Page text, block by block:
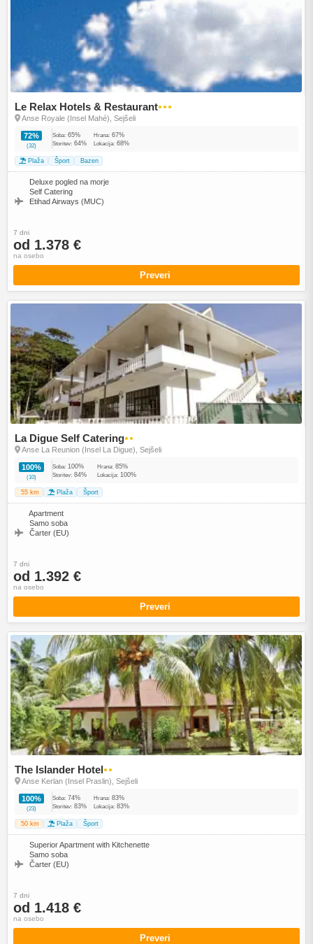
Le Relax Hotels & Restaurant●●●
Anse Royale (Insel Mahé), Sejšeli
72%
(32)
Soba: 65% Hrana: 67%
Storitev: 64% Lokacija: 68%
Plaža Šport Bazen
Deluxe pogled na morje
Self Catering
Etihad Airways (MUC)
7 dni
od 1.378 €
na osebo
Preveri
La Digue Self Catering●●
Anse La Reunion (Insel La Digue), Sejšeli
100%
(10)
Soba: 100% Hrana: 85%
Storitev: 84% Lokacija: 100%
55 km Plaža Šport
Apartment
Samo soba
Čarter (EU)
7 dni
od 1.392 €
na osebo
Preveri
The Islander Hotel●●
Anse Kerlan (Insel Praslin), Sejšeli
100%
(23)
Soba: 74% Hrana: 83%
Storitev: 83% Lokacija: 83%
50 km Plaža Šport
Superior Apartment with Kitchenette
Samo soba
Čarter (EU)
7 dni
od 1.418 €
na osebo
Preveri